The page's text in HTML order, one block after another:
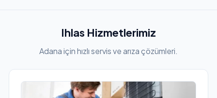
Ihlas Hizmetlerimiz
Adana için hızlı servis ve arıza çözümleri.